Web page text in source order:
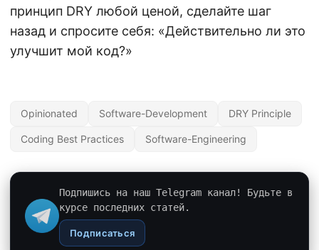
принцип DRY любой ценой, сделайте шаг
назад и спросите себя: «Действительно ли это
улучшит мой код?»
Opinionated Software-Development DRY Principle
Coding Best Practices Software-Engineering
Подпишись на наш Telegram канал! Будьте в
курсе последних статей.
Подписаться